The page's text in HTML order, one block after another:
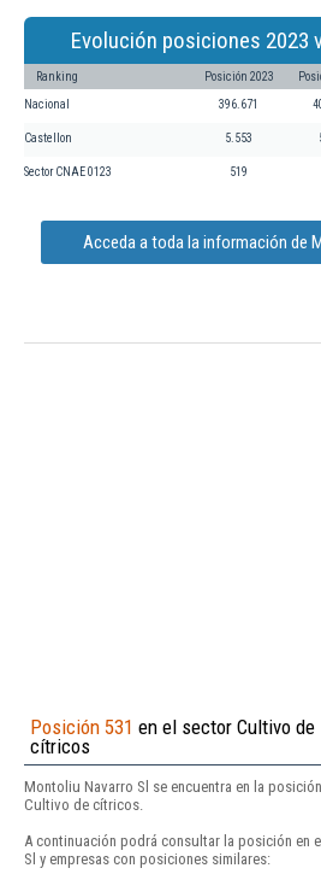
Evolución posiciones 2023
Ranking Posición 2023
Nacional 396.671
Castellon 5.553
Sector CNAE 0123 519
Acceda a toda la información de
Posición 531 en el sector Cultivo de
cítricos
Montoliu Navarro Sl se encuentra en la
Cultivo de cítricos.
A continuación podrá consultar la posición en
Sl y empresas con posiciones similares: